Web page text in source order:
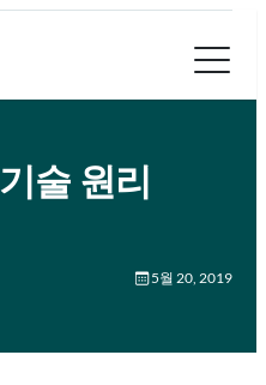
술 원리
5월 20, 2019